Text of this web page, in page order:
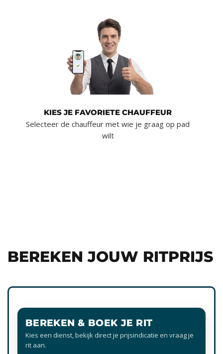
KIES JE FAVORIETE CHAUFFEUR
Selecteer de chauffeur met wie je graag op pad
wilt
BEREKEN JOUW RITPRIJS
BEREKEN & BOEK JE RIT
Kies een dienst, bekijk direct je prijsindicatie en vraag je
rit aan.